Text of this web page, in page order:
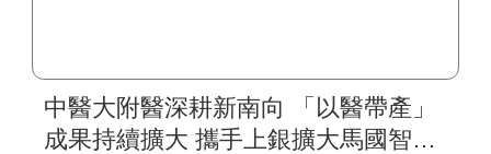
中醫大附醫深耕新南向 「以醫帶產」
成果持續擴大 攜手上銀擴大馬國智慧